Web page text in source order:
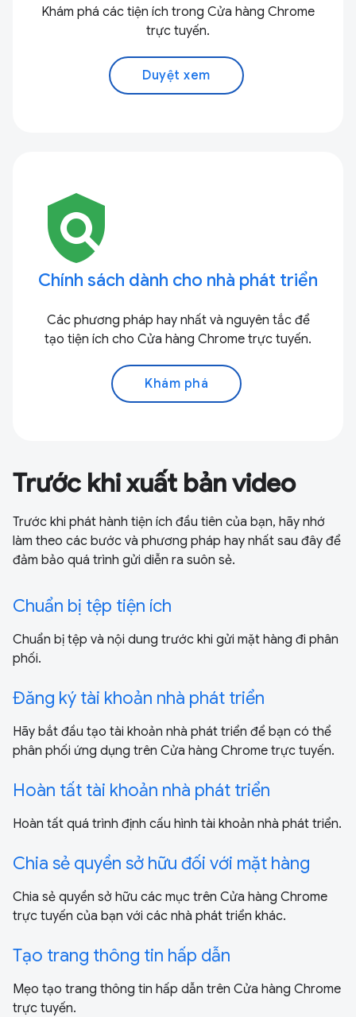
Khám phá các tiện ích trong Cửa hàng Chrome
trực tuyến.
Duyệt xem
policy
Chính sách dành cho nhà phát triển
Các phương pháp hay nhất và nguyên tắc để
tạo tiện ích cho Cửa hàng Chrome trực tuyến.
Khám phá
Trước khi xuất bản video
Trước khi phát hành tiện ích đầu tiên của bạn, hãy nhớ
làm theo các bước và phương pháp hay nhất sau đây để
đảm bảo quá trình gửi diễn ra suôn sẻ.
Chuẩn bị tệp tiện ích
Chuẩn bị tệp và nội dung trước khi gửi mặt hàng đi phân
phối.
Đăng ký tài khoản nhà phát triển
Hãy bắt đầu tạo tài khoản nhà phát triển để bạn có thể
phân phối ứng dụng trên Cửa hàng Chrome trực tuyến.
Hoàn tất tài khoản nhà phát triển
Hoàn tất quá trình định cấu hình tài khoản nhà phát triển.
Chia sẻ quyền sở hữu đối với mặt hàng
Chia sẻ quyền sở hữu các mục trên Cửa hàng Chrome
trực tuyến của bạn với các nhà phát triển khác.
Tạo trang thông tin hấp dẫn
Mẹo tạo trang thông tin hấp dẫn trên Cửa hàng Chrome
trực tuyến.